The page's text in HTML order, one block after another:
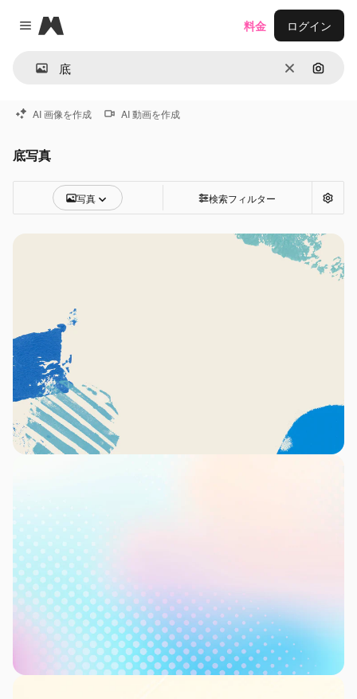
Close menu
Magnific
消去 画像で
料金 ログイン
AI 画像を作成 AI 動画を作成
底写真
写真 検索フィルター